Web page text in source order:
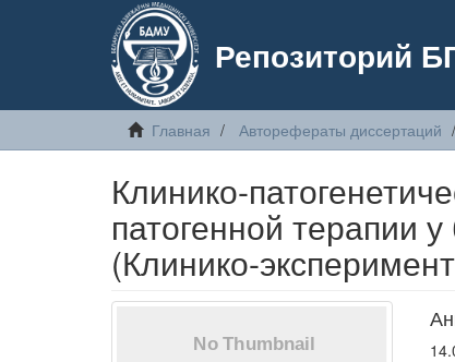
Репозиторий
Главная Авторефераты диссертаций
Клинико-
патогенной терапии
(Клинико-